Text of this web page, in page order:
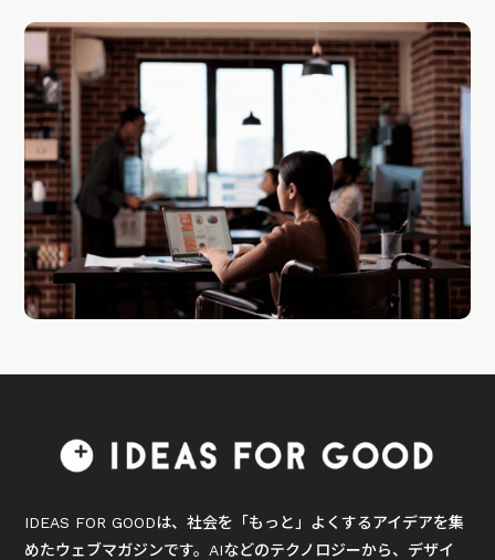
IDEAS FOR GOODは、社会を「もっと」よくするアイデアを集
めたウェブマガジンです。AIなどのテクノロジーから、デザイ